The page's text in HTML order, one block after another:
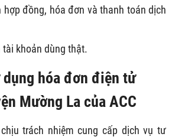
hợp đồng, hóa đơn và thanh toán dịch
tài khoản dùng thật.
hóa đơn điện tử
Mường La của ACC
trách nhiệm cung cấp dịch vụ tư